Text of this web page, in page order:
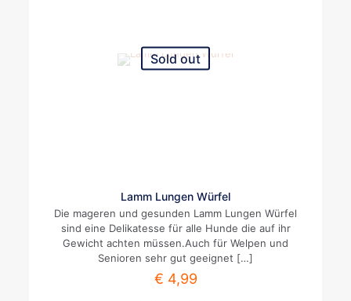
Sold out
Lamm Lungen Würfel
Die mageren und gesunden Lamm Lungen Würfel
sind eine Delikatesse für alle Hunde die auf ihr
Gewicht achten müssen.Auch für Welpen und
Senioren sehr gut geeignet […]
€ 4,99